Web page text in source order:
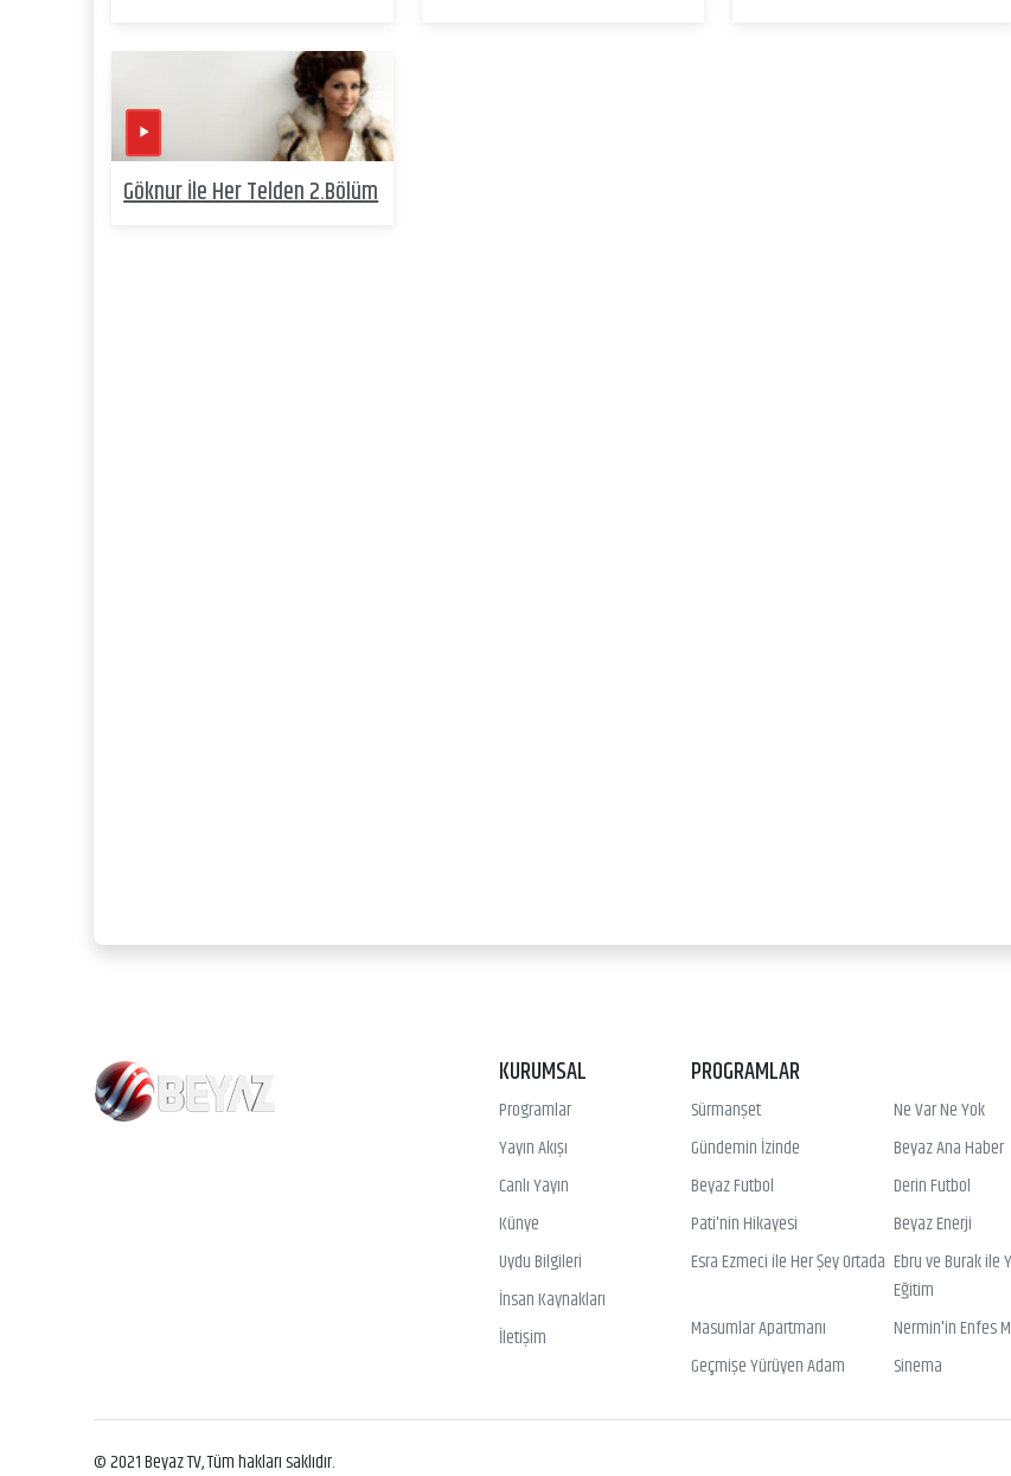
Göknur İle Her Telden 2.Bölüm
KURUMSAL
Programlar
Yayın Akışı
Canlı Yayın
Künye
Uydu Bilgileri
İnsan Kaynakları
İletişim
PROGRAMLAR
Sürmanşet Ne Var Ne Yok
Gündemin İzinde
Beyaz Ana Haber
Beyaz Futbol
Derin Futbol
Pati'nin Hikayesi
Beyaz Enerji
Esra Ezmeci ile Her Şey Ortada Ebru ve Burak ile
Eğitim
Masumlar Apartmanı Nermin'in Enfes
Geçmişe Yürüyen Adam
Sinema
© 2021 Beyaz TV, Tüm hakları saklıdır.